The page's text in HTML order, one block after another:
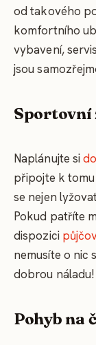
od takového
komfortního
vybavení,
jsou
Sportovní
Naplánujte si
připojte k tomu
se nejen
Pokud patříte
dispozici
nemusíte o nic
dobrou náladu!
Pohyb na